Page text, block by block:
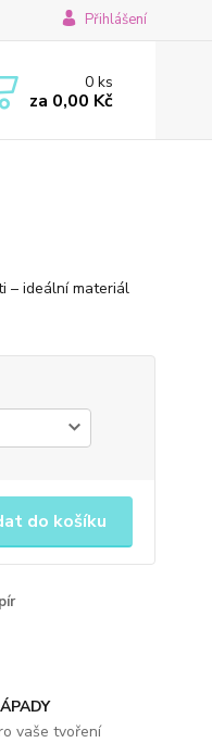
Přihlášení
0ks
za 0,00 Kč
– ideální materiál
do košíku
vaše tvoření